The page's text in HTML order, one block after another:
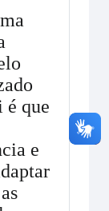
é que
e